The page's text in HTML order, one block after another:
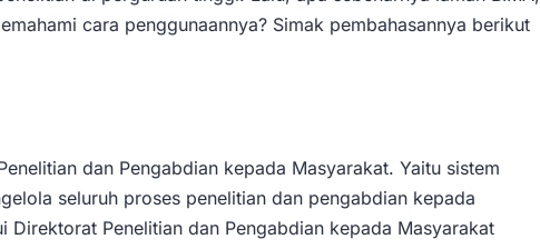
cara penggunaannya? Simak pembahasannya berikut
dan Pengabdian kepada Masyarakat. Yaitu sistem
seluruh proses penelitian dan pengabdian kepada
Penelitian dan Pengabdian kepada Masyarakat